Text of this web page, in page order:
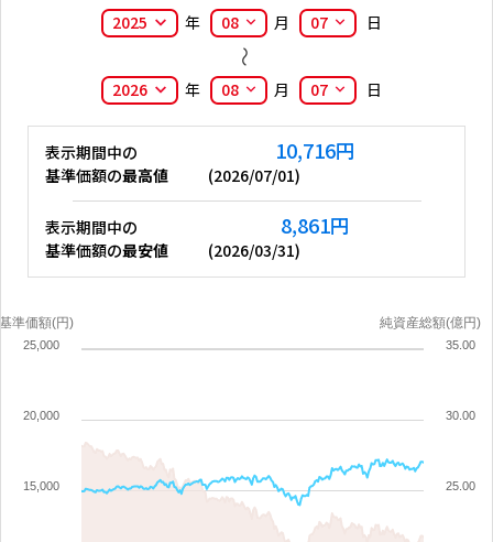
2025 年 08 月 07 日
2026 年 08 月 07 日
表示期間中の
基準価額の最高値
10,716円
(2026/07/01)
表示期間中の
基準価額の最安値
8,861円
(2026/03/31)
基準価額(円) 純資産総額(億円)
15,000
20,000
25,000
25.00
30.00
35.00